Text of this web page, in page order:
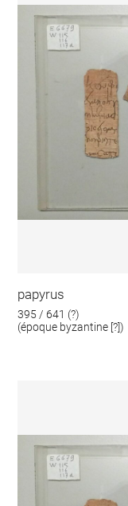
papyrus
395 / 641 (?)
(époque byzantine [?])